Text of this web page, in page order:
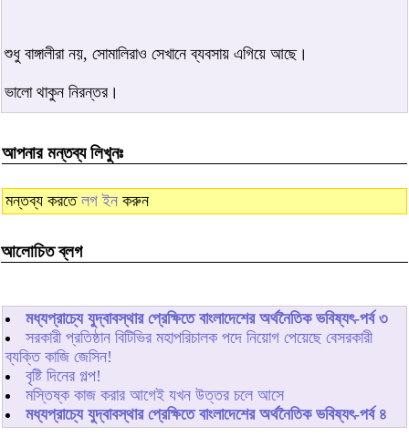
শুধু বাঙ্গালীরা নয়, সোমালিরাও সেখানে ব্যবসায় এগিয়ে আছে।
ভালো থাকুন নিরন্তর।
আপনার মন্তব্য লিখুনঃ
মন্তব্য করতে লগ ইন করুন
আলোচিত ব্লগ
মধ্যপ্রাচ্যে যুদ্বাবস্থার প্রেক্ষিতে বাংলাদেশের অর্থনৈতিক ভবিষ্যৎ-পর্ব ৩
সরকারী প্রতিষ্ঠান বিটিভির মহাপরিচালক পদে নিয়োগ পেয়েছে বেসরকারী
ব্যক্তি কাজি জেসিন!
বৃষ্টি দিনের গল্প!
মস্তিষ্ক কাজ করার আগেই যখন উত্তর চলে আসে
মধ্যপ্রাচ্যে যুদ্বাবস্থার প্রেক্ষিতে বাংলাদেশের অর্থনৈতিক ভবিষ্যৎ-পর্ব ৪